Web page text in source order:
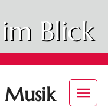
Blick